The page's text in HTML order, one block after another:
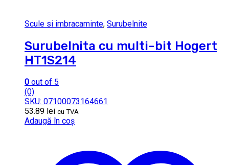
Scule si imbracaminte, Surubelnite
Surubelnita cu multi-bit Hogert
HT1S214
0 out of 5
(0)
SKU: 07100073164661
53.89 lei cu TVA
Adaugă în coș